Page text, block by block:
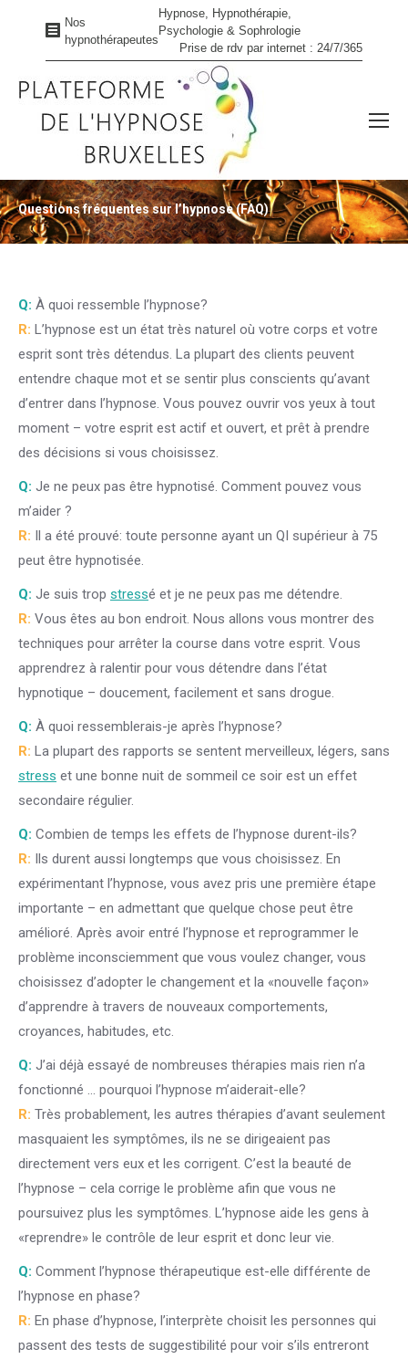
Nos
hypnothérapeutes
Hypnose, Hypnothérapie,
Psychologie & Sophrologie
Prise de rdv par internet : 24/7/365
Vous êtes ici :
Questions fréquentes sur l’hypnose (FAQ)
Q: À quoi ressemble l’hypnose?
R: L’hypnose est un état très naturel où votre corps et votre
esprit sont très détendus. La plupart des clients peuvent
entendre chaque mot et se sentir plus conscients qu’avant
d’entrer dans l’hypnose. Vous pouvez ouvrir vos yeux à tout
moment – votre esprit est actif et ouvert, et prêt à prendre
des décisions si vous choisissez.
Q: Je ne peux pas être hypnotisé. Comment pouvez vous
m’aider ?
R: Il a été prouvé: toute personne ayant un QI supérieur à 75
peut être hypnotisée.
Q: Je suis trop stressé et je ne peux pas me détendre.
R: Vous êtes au bon endroit. Nous allons vous montrer des
techniques pour arrêter la course dans votre esprit. Vous
apprendrez à ralentir pour vous détendre dans l’état
hypnotique – doucement, facilement et sans drogue.
Q: À quoi ressemblerais-je après l’hypnose?
R: La plupart des rapports se sentent merveilleux, légers, sans
stress et une bonne nuit de sommeil ce soir est un effet
secondaire régulier.
Q: Combien de temps les effets de l’hypnose durent-ils?
R: Ils durent aussi longtemps que vous choisissez. En
expérimentant l’hypnose, vous avez pris une première étape
importante – en admettant que quelque chose peut être
amélioré. Après avoir entré l’hypnose et reprogrammer le
problème inconsciemment que vous voulez changer, vous
choisissez d’adopter le changement et la «nouvelle façon»
d’apprendre à travers de nouveaux comportements,
croyances, habitudes, etc.
Q: J’ai déjà essayé de nombreuses thérapies mais rien n’a
fonctionné … pourquoi l’hypnose m’aiderait-elle?
R: Très probablement, les autres thérapies d’avant seulement
masquaient les symptômes, ils ne se dirigeaient pas
directement vers eux et les corrigent. C’est la beauté de
l’hypnose – cela corrige le problème afin que vous ne
poursuivez plus les symptômes. L’hypnose aide les gens à
«reprendre» le contrôle de leur esprit et donc leur vie.
Q: Comment l’hypnose thérapeutique est-elle différente de
l’hypnose en phase?
R: En phase d’hypnose, l’interprète choisit les personnes qui
passent des tests de suggestibilité pour voir s’ils entreront